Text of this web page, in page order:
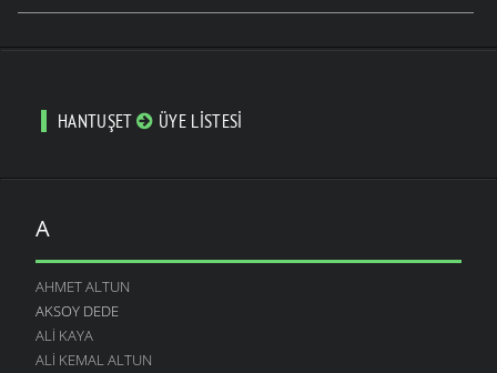
HANTUŞET ÜYE LISTESI
A
AHMET ALTUN
AKSOY DEDE
ALI KAYA
ALI KEMAL ALTUN